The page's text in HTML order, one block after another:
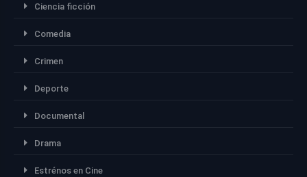
Ciencia ficción
Comedia
Crimen
Deporte
Documental
Drama
Estrénos en Cine